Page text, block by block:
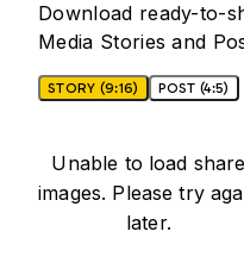
Download ready-to-
Media Stories and
STORY (9:16) POST (4:5)
Unable to load share
images. Please try
later.